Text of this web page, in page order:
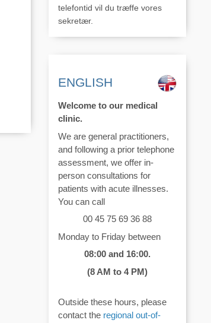
telefontid vil du træffe vores
sekretær.
ENGLISH
Welcome to our medical
clinic.
We are general practitioners,
and following a prior telephone
assessment, we offer in-
person consultations for
patients with acute illnesses.
You can call
00 45 75 69 36 88
Monday to Friday between
08:00 and 16:00.
(8 AM to 4 PM)
Outside these hours, please
contact the regional out-of-